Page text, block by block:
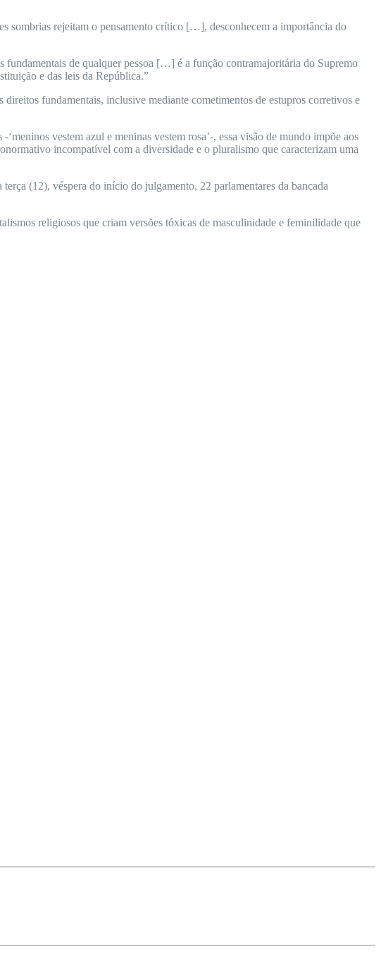
sombrias rejeitam o pensamento crítico […], desconhecem a importância do
fundamentais de qualquer pessoa […] é a função contramajoritária do Supremo
e das leis da República.”
direitos fundamentais, inclusive mediante cometimentos de estupros corretivos e
vestem azul e meninas vestem rosa’-, essa visão de mundo impõe aos
incompatível com a diversidade e o pluralismo que caracterizam uma
(12), véspera do início do julgamento, 22 parlamentares da bancada
religiosos que criam versões tóxicas de masculinidade e feminilidade que